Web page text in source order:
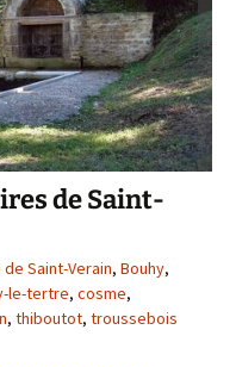
de Saint-
Saint-Verain, Bouhy,
le-tertre, cosme,
, thiboutot, troussebois